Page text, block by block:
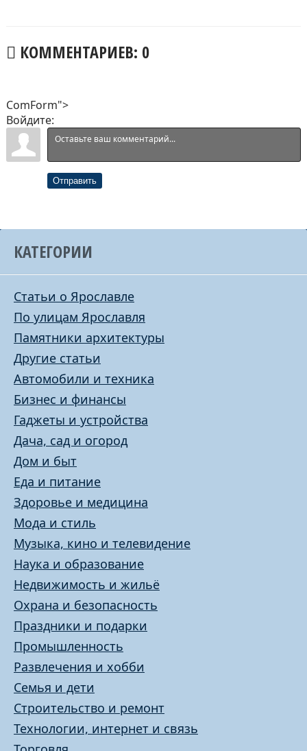
КОММЕНТАРИЕВ: 0
ComForm">
Войдите:
Отправить
КАТЕГОРИИ
Статьи о Ярославле
По улицам Ярославля
Памятники архитектуры
Другие статьи
Автомобили и техника
Бизнес и финансы
Гаджеты и устройства
Дача, сад и огород
Дом и быт
Еда и питание
Здоровье и медицина
Мода и стиль
Музыка, кино и телевидение
Наука и образование
Недвижимость и жильё
Охрана и безопасность
Праздники и подарки
Промышленность
Развлечения и хобби
Семья и дети
Строительство и ремонт
Технологии, интернет и связь